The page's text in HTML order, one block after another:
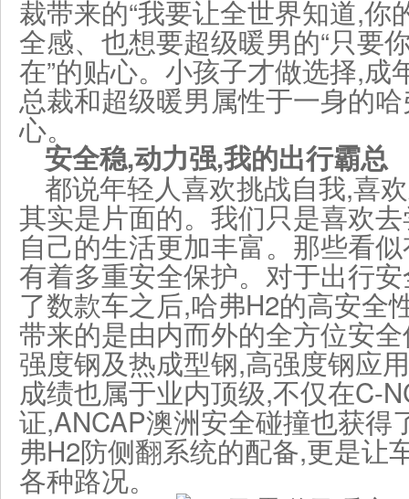
裁带来的“我要让全世界知道,你
全感、也想要超级暖男的“只要
在”的贴心。小孩子才做选择,成
总裁和超级暖男属性于一身的
心。
安全稳,动力强,我的出行霸总
都说年轻人喜欢挑战自我,喜
其实是片面的。我们只是喜欢
自己的生活更加丰富。那些看
有着多重安全保护。对于出行
了数款车之后,哈弗H2的高安全
带来的是由内而外的全方位安
强度钢及热成型钢,高强度钢应
成绩也属于业内顶级,不仅在C-
证,ANCAP澳洲安全碰撞也获得
弗H2防侧翻系统的配备,更是让
各种路况。